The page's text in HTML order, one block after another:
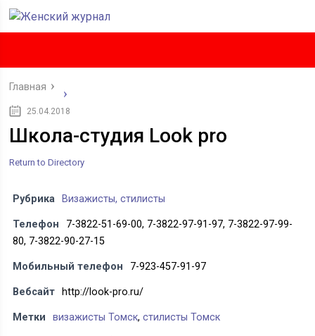
Главная
25.04.2018
Школа-студия Look pro
Return to Directory
Рубрика Визажисты, стилисты
Телефон
7-3822-51-69-00, 7-3822-97-91-97, 7-3822-97-99-
80, 7-3822-90-27-15
Мобильный телефон 7-923-457-91-97
Вебсайт http://look-pro.ru/
Метки визажисты Томск,стилисты Томск